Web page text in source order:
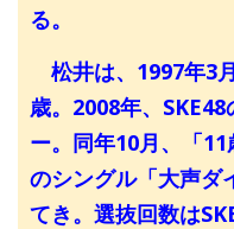
る。
松井は、1997年3
歳。2008年、
ー。同年10月、「
のシングル「大声ダ
てき。選抜回数は